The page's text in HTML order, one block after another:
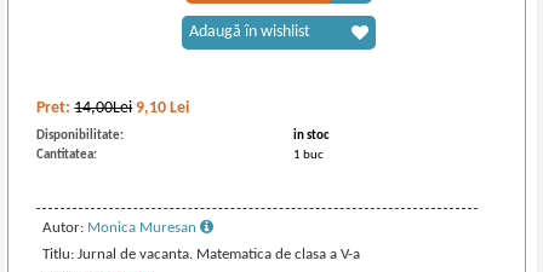
Pret:14,00Lei 9,10 Lei
Disponibilitate:
in stoc
Cantitatea:
1 buc
Autor: Monica Muresan
Titlu: Jurnal de vacanta. Matematica de clasa a V-a
Adaugă în wishlist